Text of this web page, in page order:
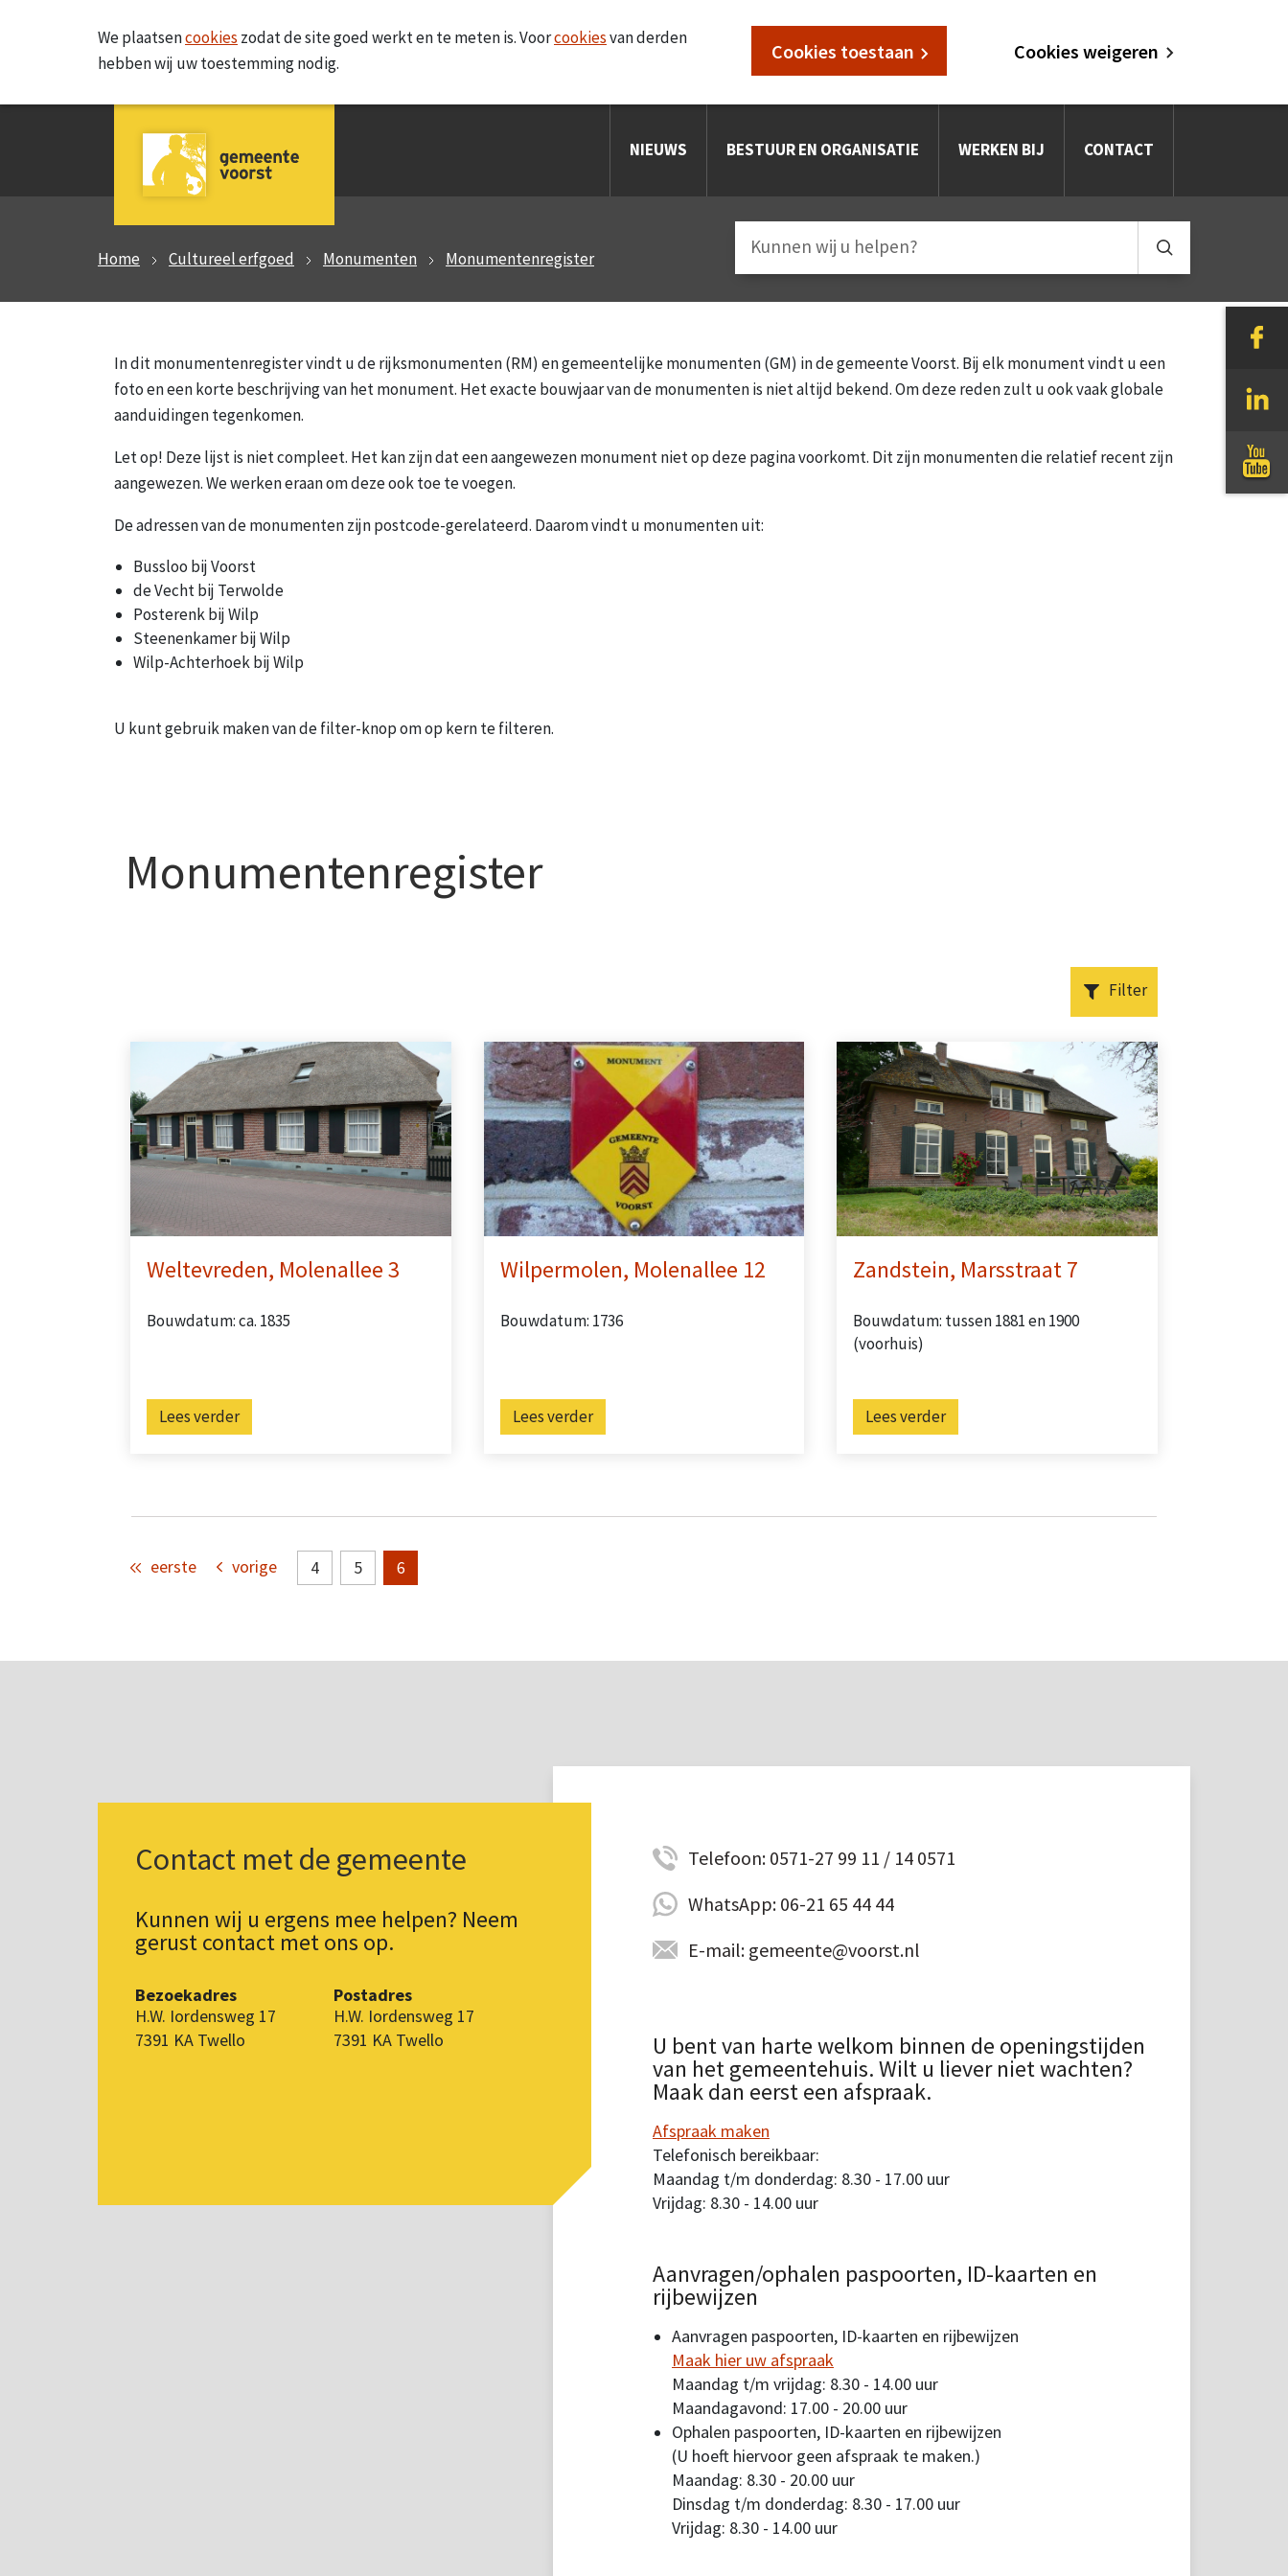
We plaatsencookies zodat de site goed werkt en te meten is. Voorcookiesvan derden
hebben wij uw toestemming nodig.
Cookies toestaan Cookies weigeren
NIEUWS BESTUUR EN ORGANISATIE WERKEN BIJ CONTACT
Home Cultureel erfgoed Monumenten Monumentenregister
In dit monumentenregister vindt u de rijksmonumenten (RM) en gemeentelijke monumenten (GM) in de gemeente Voorst. Bij elk monument vindt u een
foto en een korte beschrijving van het monument. Het exacte bouwjaar van de monumenten is niet altijd bekend. Om deze reden zult u ook vaak globale
aanduidingen tegenkomen.
Let op! Deze lijst is niet compleet. Het kan zijn dat een aangewezen monument niet op deze pagina voorkomt. Dit zijn monumenten die relatief recent zijn
aangewezen. We werken eraan om deze ook toe te voegen.
De adressen van de monumenten zijn postcode-gerelateerd. Daarom vindt u monumenten uit:
Bussloo bij Voorst
de Vecht bij Terwolde
Posterenk bij Wilp
Steenenkamer bij Wilp
Wilp-Achterhoek bij Wilp
U kunt gebruik maken van de filter-knop om op kern te filteren.
Monumentenregister
Filter
Weltevreden, Molenallee 3
Bouwdatum: ca. 1835
Lees verder
Wilpermolen, Molenallee 12
Bouwdatum: 1736
Lees verder
Zandstein, Marsstraat 7
Bouwdatum: tussen 1881 en 1900
(voorhuis)
Lees verder
eerste vorige 4 5 6
Contact met de gemeente
Kunnen wij u ergens mee helpen? Neem
gerust contact met ons op.
Bezoekadres
H.W. Iordensweg 17
7391 KA Twello
Postadres
H.W. Iordensweg 17
7391 KA Twello
Telefoon: 0571-27 99 11 / 14 0571
WhatsApp: 06-21 65 44 44
E-mail: gemeente@voorst.nl
U bent van harte welkom binnen de openingstijden
van het gemeentehuis. Wilt u liever niet wachten?
Maak dan eerst een afspraak.
Afspraak maken
Telefonisch bereikbaar:
Maandag t/m donderdag: 8.30 - 17.00 uur
Vrijdag: 8.30 - 14.00 uur
Aanvragen/ophalen paspoorten, ID-kaarten en
rijbewijzen
Aanvragen paspoorten, ID-kaarten en rijbewijzen
Maak hier uw afspraak
Maandag t/m vrijdag: 8.30 - 14.00 uur
Maandagavond: 17.00 - 20.00 uur
Ophalen paspoorten, ID-kaarten en rijbewijzen
(U hoeft hiervoor geen afspraak te maken.)
Maandag: 8.30 - 20.00 uur
Dinsdag t/m donderdag: 8.30 - 17.00 uur
Vrijdag: 8.30 - 14.00 uur